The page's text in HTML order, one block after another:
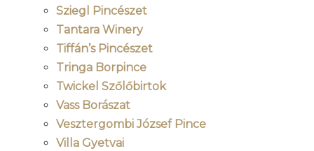
Sziegl Pincészet
Tantara Winery
Tiffán’s Pincészet
Tringa Borpince
Twickel Szőlőbirtok
Vass Borászat
Vesztergombi József Pince
Villa Gyetvai